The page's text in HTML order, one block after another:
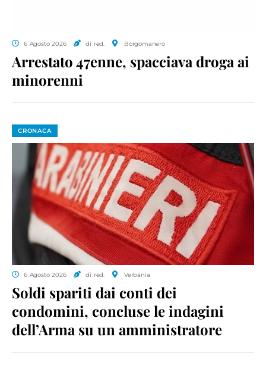
6 Agosto 2026 di red. Borgomanero
Arrestato 47enne, spacciava droga ai
minorenni
CRONACA
6 Agosto 2026 di red. Verbania
Soldi spariti dai conti dei
condomini, concluse le indagini
dell’Arma su un amministratore